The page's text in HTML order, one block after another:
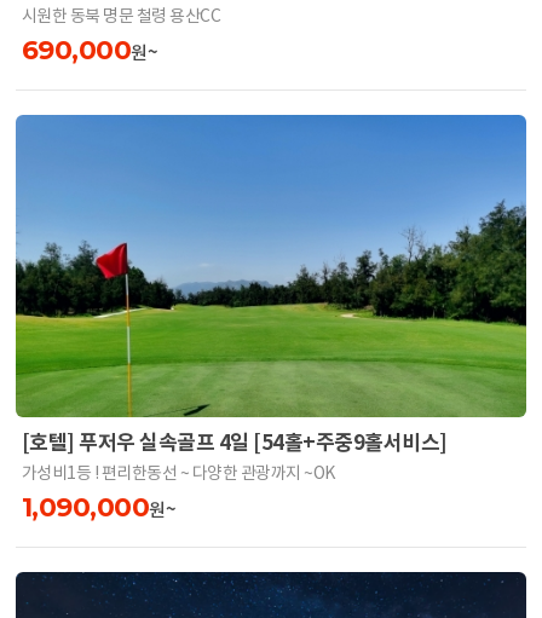
시원한 동북 명문 철령 용산CC
690,000원~
[호텔] 푸저우 실속골프 4일 [54홀+주중9홀서비스]
가성비1등 ! 편리한동선 ~ 다양한 관광까지 ~OK
1,090,000원~